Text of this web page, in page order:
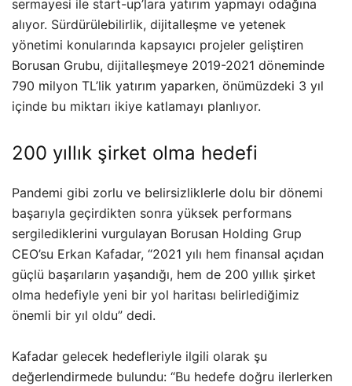
sermayesi ile start-up’lara yatırım yapmayı odağına
alıyor. Sürdürülebilirlik, dijitalleşme ve yetenek
yönetimi konularında kapsayıcı projeler geliştiren
Borusan Grubu, dijitalleşmeye 2019-2021 döneminde
790 milyon TL’lik yatırım yaparken, önümüzdeki 3 yıl
içinde bu miktarı ikiye katlamayı planlıyor.
200 yıllık şirket olma hedefi
Pandemi gibi zorlu ve belirsizliklerle dolu bir dönemi
başarıyla geçirdikten sonra yüksek performans
sergilediklerini vurgulayan Borusan Holding Grup
CEO’su Erkan Kafadar, “2021 yılı hem finansal açıdan
güçlü başarıların yaşandığı, hem de 200 yıllık şirket
olma hedefiyle yeni bir yol haritası belirlediğimiz
önemli bir yıl oldu” dedi.
Kafadar gelecek hedefleriyle ilgili olarak şu
değerlendirmede bulundu: “Bu hedefe doğru ilerlerken